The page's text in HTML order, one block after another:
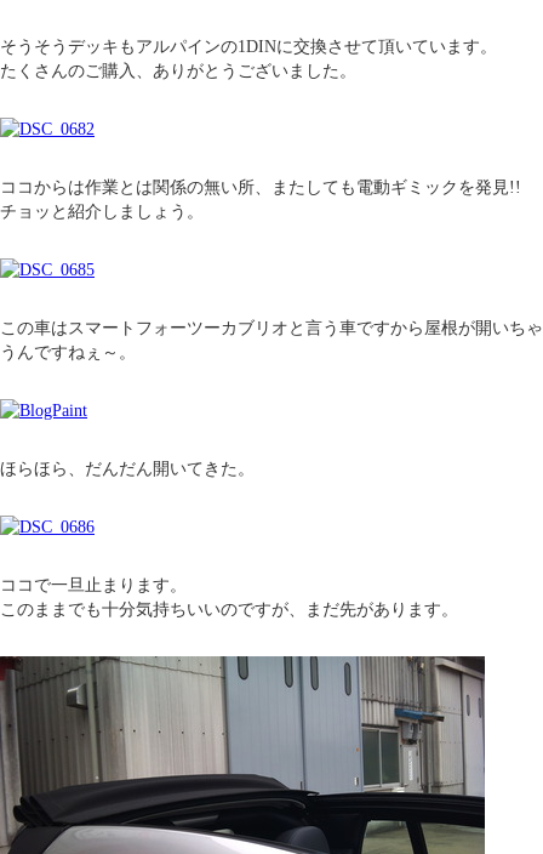
そうそうデッキもアルパインの1DINに交換させて頂いています。
たくさんのご購入、ありがとうございました。
ココからは作業とは関係の無い所、またしても電動ギミックを発見!!
チョッと紹介しましょう。
この車はスマートフォーツーカブリオと言う車ですから屋根が開いちゃ
うんですねぇ～。
ほらほら、だんだん開いてきた。
ココで一旦止まります。
このままでも十分気持ちいいのですが、まだ先があります。